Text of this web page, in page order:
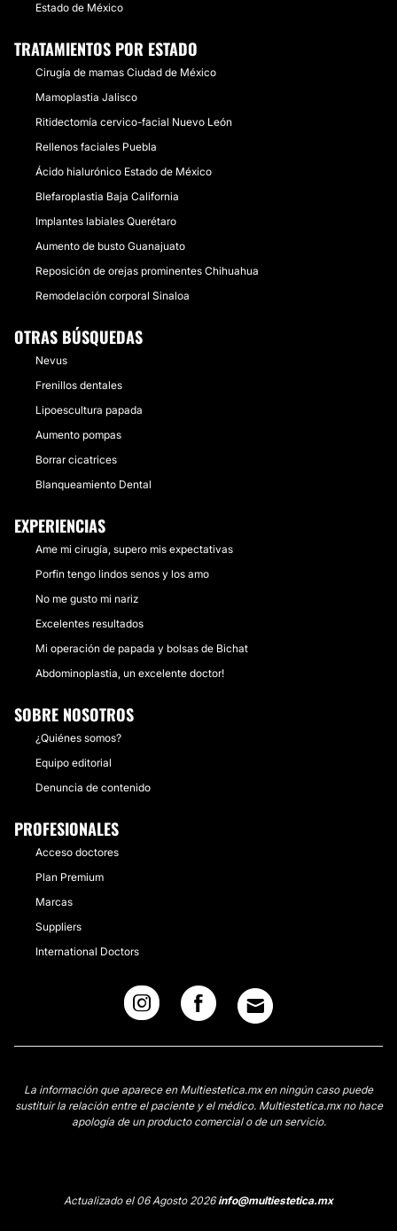
Estado de México
TRATAMIENTOS POR ESTADO
Cirugía de mamas Ciudad de México
Mamoplastia Jalisco
Ritidectomía cervico-facial Nuevo León
Rellenos faciales Puebla
Ácido hialurónico Estado de México
Blefaroplastia Baja California
Implantes labiales Querétaro
Aumento de busto Guanajuato
Reposición de orejas prominentes Chihuahua
Remodelación corporal Sinaloa
OTRAS BÚSQUEDAS
Nevus
Frenillos dentales
Lipoescultura papada
Aumento pompas
Borrar cicatrices
Blanqueamiento Dental
EXPERIENCIAS
Ame mi cirugía, supero mis expectativas
Porfin tengo lindos senos y los amo
No me gusto mi nariz
Excelentes resultados
Mi operación de papada y bolsas de Bichat
Abdominoplastia, un excelente doctor!
SOBRE NOSOTROS
¿Quiénes somos?
Equipo editorial
Denuncia de contenido
PROFESIONALES
Acceso doctores
Plan Premium
Marcas
Suppliers
International Doctors
La información que aparece en Multiestetica.mx en ningún caso puede
sustituir la relación entre el paciente y el médico. Multiestetica.mx no hace
apología de un producto comercial o de un servicio.
Actualizado el 06 Agosto 2026info@multiestetica.mx